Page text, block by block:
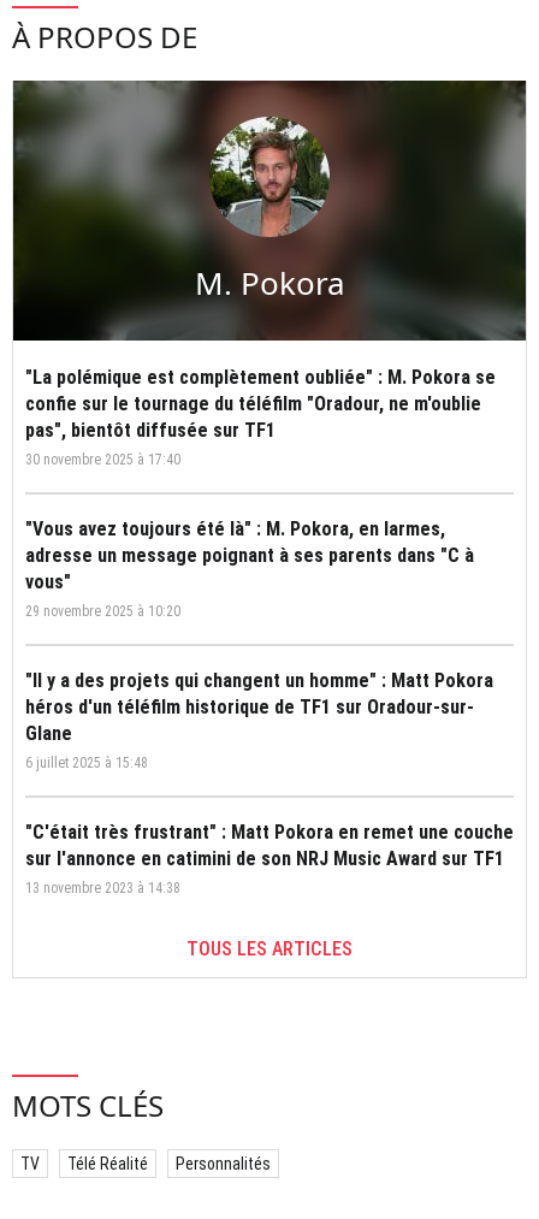
À PROPOS DE
M. Pokora
"La polémique est complètement oubliée" : M. Pokora se
confie sur le tournage du téléfilm "Oradour, ne m'oublie
pas", bientôt diffusée sur TF1
30 novembre 2025 à 17:40
"Vous avez toujours été là" : M. Pokora, en larmes,
adresse un message poignant à ses parents dans "C à
vous"
29 novembre 2025 à 10:20
"Il y a des projets qui changent un homme" : Matt Pokora
héros d'un téléfilm historique de TF1 sur Oradour-sur-
Glane
6 juillet 2025 à 15:48
"C'était très frustrant" : Matt Pokora en remet une couche
sur l'annonce en catimini de son NRJ Music Award sur TF1
13 novembre 2023 à 14:38
TOUS LES ARTICLES
MOTS CLÉS
TV Télé Réalité Personnalités